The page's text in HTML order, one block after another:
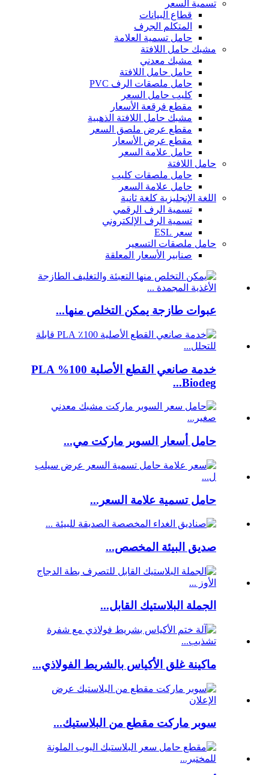
تسمية السعر
قطاع البيانات
المتكلم الجرف
حامل تسمية العلامة
مشبك حامل اللافتة
مشبك معدني
حامل حامل اللافتة
حامل ملصقات الرف PVC
كليب حامل السعر
مقطع فرقعة الأسعار
مشبك حامل اللافتة الذهبية
مقطع عرض ملصق السعر
مقطع عرض الأسعار
حامل علامة السعر
حامل اللافتة
حامل ملصقات كليب
حامل علامة السعر
اللغة الإنجليزية كلغة ثانية
تسمية الرف الرقمي
تسمية الرف الإلكتروني
سعر ESL
حامل ملصقات التسعير
صنابير الأسعار المعلقة
عبوات طازجة يمكن التخلص منها...
خدمة صانعي القطع الأصلية 100% PLA
Biodeg...
حامل أسعار السوبر ماركت مي...
حامل تسمية علامة السعر...
صديق البيئة المخصص...
الجملة البلاستيك القابل...
ماكينة غلق الأكياس بالشريط الفولاذي...
سوبر ماركت مقطع من البلاستيك...